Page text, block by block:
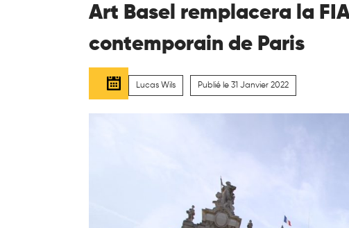
Art Basel remplacera la
contemporain de Paris
Lucas Wils Publié le 31 Janvier 2022